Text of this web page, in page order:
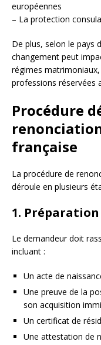
européennes
– La protection
De plus, selon le pays
changement peut
régimes matrimoniaux,
professions réservées
Procédure
française
La procédure de
déroule en plusieurs
1.
Le demandeur doit
incluant :
Un acte de
Une preuve de la
son acquisition
Un certificat de
Une attestation de